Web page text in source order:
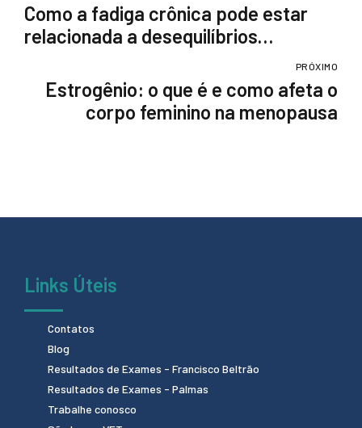
Como a fadiga crônica pode estar
relacionada a desequilíbrios
PRÓXIMO
Estrogênio: o que é e como afeta o
corpo feminino na menopausa
Links Úteis
Contatos
Blog
Resultados de Exames - Francisco Beltrão
Resultados de Exames - Palmas
Trabalhe conosco